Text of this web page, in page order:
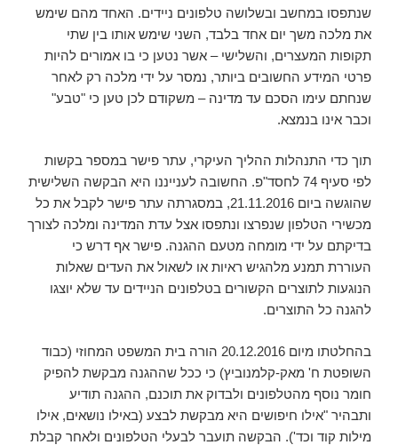
שנתפסו במחשב ובשלושה טלפונים ניידים. האחד מהם שימש
את מלכה משך יום אחד בלבד, השני שימש אותו בין שתי
תקופות המעצרים, והשלישי – אשר נטען כי בו אמורים להיות
פרטי המידע החשובים ביותר, נמסר על ידי מלכה רק לאחר
שנחתם עימו הסכם עד מדינה – משקודם לכן טען כי "טבע"
וכבר אינו בנמצא.
תוך כדי התנהלות ההליך העיקרי, עתר פישר במספר בקשות
לפי סעיף 74 לחסד"פ. החשובה לענייננו היא הבקשה השלישית
שהוגשה ביום 21.11.2016, במסגרתה עתר פישר לקבל את כל
מכשירי הטלפון שנפרצו ונתפסו אצל עדת המדינה ומלכה לצורך
בדיקתם על ידי מומחה מטעם ההגנה. פישר אף דרש כי
העוררת תמנע מלהגיש ראיות או לשאול את העדים שאלות
הנוגעות לתוצרים הקשורים בטלפונים הניידים עד שלא יוצגו
להגנה כל התוצרים.
בהחלטתו מיום 20.12.2016 הורה בית המשפט המחוזי (כבוד
השופטת ח' מאק-קלמנוביץ) כי ככל שההגנה מבקשת להפיק
חומר נוסף מהטלפונים ולבדוק את תוכנם, ההגנה תודיע
ותבהיר "אילו חיפושים היא מבקשת לבצע (באילו נושאים, אילו
מילות קוד וכד'). הבקשה תועבר לבעלי הטלפונים ולאחר קבלת